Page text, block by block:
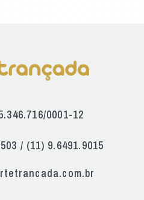
0001-12
/ (11) 9.6491.9015